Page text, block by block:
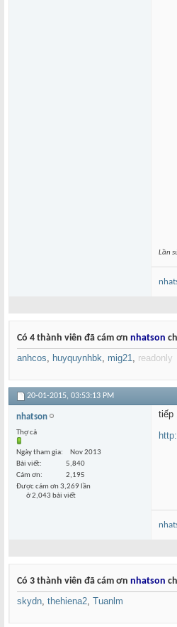
Lần
Có 4 thành viên đã cám ơn nhatson
anhcos, huyquynhbk, mig21, readonly
20-01-2015, 03:53:13 PM
nhatson
Thợ cả
Ngày tham gia
Nov 2013
Bài viết
5,840
Cám ơn
2,195
Được cám ơn 3,269 lần
ở 2,043 bài viết
tiếp
Có 3 thành viên đã cám ơn nhatson
skydn, thehiena2, Tuanlm